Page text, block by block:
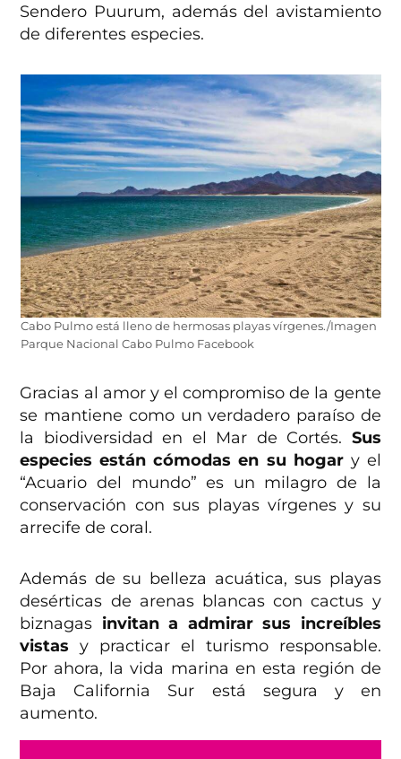
Sendero Puurum, además del avistamiento
de diferentes especies.
Cabo Pulmo está lleno de hermosas playas vírgenes./Imagen
Parque Nacional Cabo Pulmo Facebook
Gracias al amor y el compromiso de la gente
se mantiene como un verdadero paraíso de
la biodiversidad en el Mar de Cortés. Sus
especies están cómodas en su hogary el
“Acuario del mundo” es un milagro de la
conservación con sus playas vírgenes y su
arrecife de coral.
Además de su belleza acuática, sus playas
desérticas de arenas blancas con cactus y
biznagas invitan a admirar sus increíbles
vistas y practicar el turismo responsable.
Por ahora, la vida marina en esta región de
Baja California Sur está segura y en
aumento.